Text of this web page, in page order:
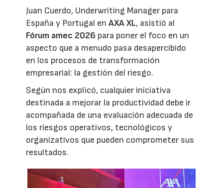
Juan Cuerdo, Underwriting Manager para
España y Portugal enAXA XL, asistió al
Fórum amec 2026 para poner el foco en un
aspecto que a menudo pasa desapercibido
en los procesos de transformación
empresarial: la gestión del riesgo.
Según nos explicó, cualquier iniciativa
destinada a mejorar la productividad debe ir
acompañada de una evaluación adecuada de
los riesgos operativos, tecnológicos y
organizativos que pueden comprometer sus
resultados.